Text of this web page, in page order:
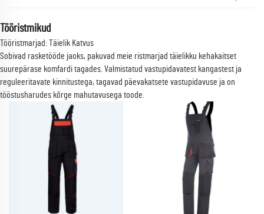
Tööristmikud
Tööristmarjad: Täielik Katvus
Sobivad rasketööde jaoks, pakuvad meie ristmarjad täielikku kehakaitset
suurepärase komfardi tagades. Valmistatud vastupidavatest kangastest ja
reguleeritavate kinnitustega, tagavad päevakatsete vastupidavuse ja on
tööstusharudes kõrge mahutavusega toode.